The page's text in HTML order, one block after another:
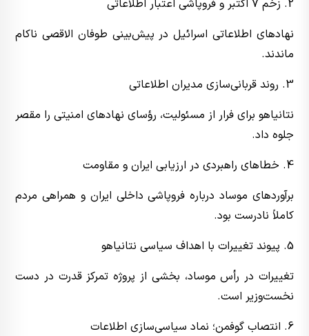
2. زخم 7 اکتبر و فروپاشی اعتبار اطلاعاتی
نهادهای اطلاعاتی اسرائیل در پیش‌بینی طوفان الاقصی ناکام
ماندند.
3. روند قربانی‌سازی مدیران اطلاعاتی
نتانیاهو برای فرار از مسئولیت، رؤسای نهادهای امنیتی را مقصر
جلوه داد.
4. خطاهای راهبردی در ارزیابی ایران و مقاومت
برآوردهای موساد درباره فروپاشی داخلی ایران و همراهی مردم
کاملاً نادرست بود.
5. پیوند تغییرات با اهداف سیاسی نتانیاهو
تغییرات در رأس موساد، بخشی از پروژه تمرکز قدرت در دست
نخست‌وزیر است.
6. انتصاب گوفمن؛ نماد سیاسی‌سازی اطلاعات